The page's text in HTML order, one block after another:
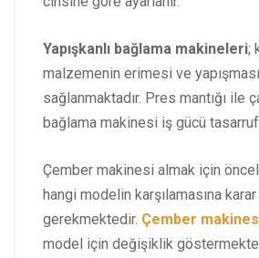
Yapışkanlı bağlama makineleri;
malzemenin erimesi ve
sağlanmaktadır. Pres mantığı ile
bağlama makinesi iş gücü
Çember makinesi almak için
hangi modelin karşılamasına
gerekmektedir. Çember
model için değişiklik